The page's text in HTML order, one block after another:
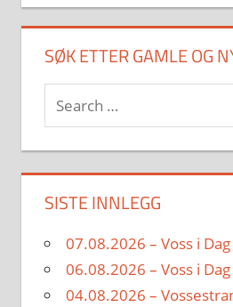
SØK ETTER GAMLE OG
Search
for:
SISTE INNLEGG
07.08.2026 – Voss i Dag
06.08.2026 – Voss i Dag
04.08.2026 –